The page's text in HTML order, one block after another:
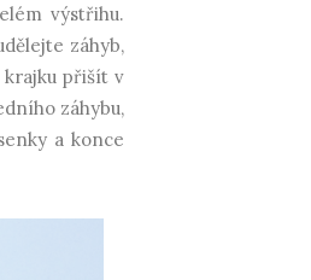
výstřihu.
záhyb,
krajku přišít v
záhybu,
a konce